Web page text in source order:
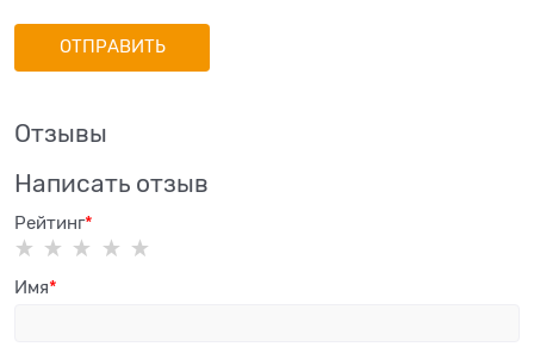
Отзывы
Написать отзыв
Рейтинг
Имя